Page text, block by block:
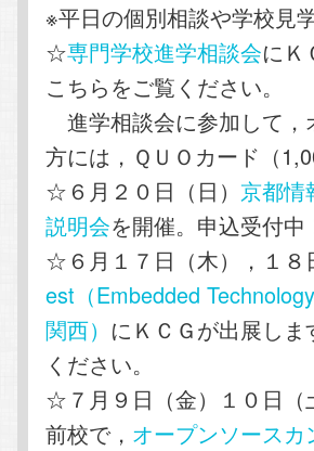
※平日の個別相談や学校見
☆専門学校進学相談会にＫ
こちらをご覧ください。
進学相談会に参加して，
方には，ＱＵＯカード（
☆６月２０日（日） 京都情
説明会を開催。申込受付中
☆６月１７日（木），１８
est（Embedded
関西） にＫＣＧが出展し
ください。
☆７月９日（金）１０日（
前校で， オープンソース